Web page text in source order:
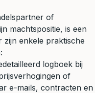
of
machtspositie, is een
zijn enkele praktische
logboek bij
of
e-mails, contracten en